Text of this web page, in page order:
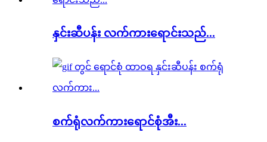
နှင်းဆီပန်း လက်ကားရောင်းသည်...
စက်ရုံလက်ကားရောင်စုံအီး...